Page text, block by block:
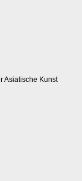
Asiatische Kunst